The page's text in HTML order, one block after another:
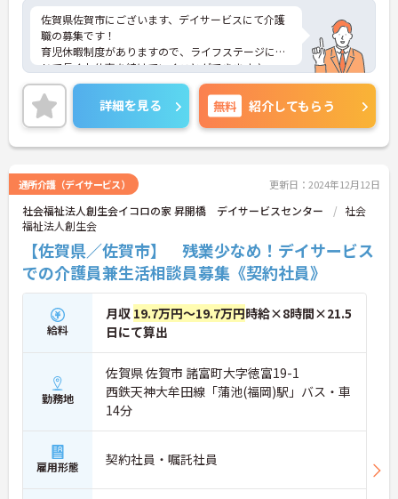
佐賀県佐賀市にございます、デイサービスにて介護
職の募集です！
育児休暇制度がありますので、ライフステージに応
じて長くお仕事を続けていくことができます♪
その他各種手当も充実しているので、安心してお仕
事に専念できる環境です◎
ご興味のある方は、マイナビ介護職までお問い合わ
せください。
詳細を見る 無料 紹介してもらう
通所介護（デイサービス） 更新日：2024年12月12日
社会福祉法人創生会イコロの家 昇開橋 デイサービスセンター
社会
福祉法人創生会
【佐賀県／佐賀市】 残業少なめ！デイサービス
での介護員兼生活相談員募集《契約社員》
給料
月収 19.7万円～19.7万円時給×8時間×21.5
日にて算出
勤務地
佐賀県 佐賀市 諸富町大字徳富19-1
西鉄天神大牟田線「蒲池(福岡)駅」バス・車
14分
雇用形態 契約社員・嘱託社員